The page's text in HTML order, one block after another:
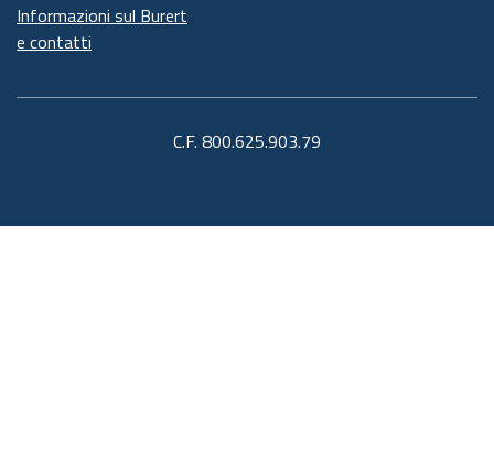
Informazioni sul Burert
e contatti
C.F. 800.625.903.79